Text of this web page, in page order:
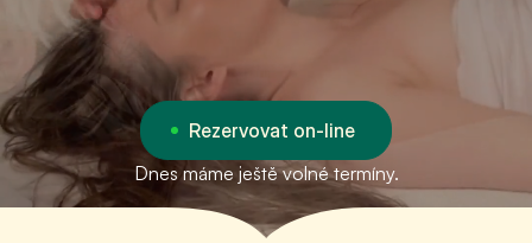
Rezervovat on-line
Dnes máme ještě volné termíny.